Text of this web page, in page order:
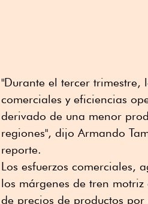
"Durante el tercer trimestre,
comerciales y eficiencias
derivado de una menor
regiones", dijo Armando
reporte.
Los esfuerzos comerciales,
los márgenes de tren
de precios de productos